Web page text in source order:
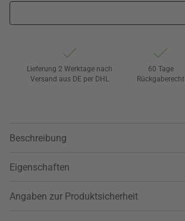
Lieferung 2 Werktage nach
Versand aus DE per DHL
60 Tage
Rückgaberecht
Beschreibung
Eigenschaften
Angaben zur Produktsicherheit